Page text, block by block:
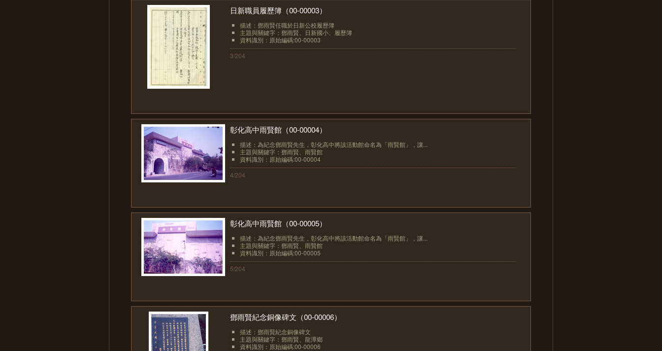
日新職員履歷簿（00-00003）
描述：鄧雨賢任職於日新公校履歷簿
主題與關鍵字：鄧雨賢、日新國小、履歷簿
資料識別：原始編碼:00-00003
3/204
彰化高中雨賢館（00-00004）
描述：為紀念鄧雨賢先生，彰化高中將該活動館命名為「雨賢館」，讓...
主題與關鍵字：鄧雨賢、雨賢館
資料識別：原始編碼:00-00004
4/204
彰化高中雨賢館（00-00005）
描述：為紀念鄧雨賢先生，彰化高中將該活動館命名為「雨賢館」，讓...
主題與關鍵字：鄧雨賢、雨賢館
資料識別：原始編碼:00-00005
5/204
鄧雨賢紀念銅像碑文（00-00006）
描述：鄧雨賢紀念銅像碑文
主題與關鍵字：鄧雨賢、龍潭鄉
資料識別：原始編碼:00-00006